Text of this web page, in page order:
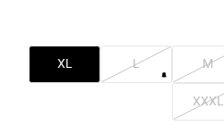
M
L
XL
XXXL